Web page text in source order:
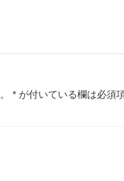
* が付いている欄は必須